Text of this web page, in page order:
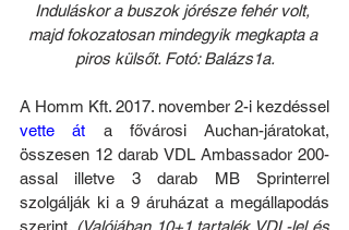
Induláskor a buszok jórésze fehér volt,
majd fokozatosan mindegyik megkapta a
piros külsőt. Fotó: Balázs1a.
vette át a fővárosi Auchan-járatokat,
összesen 12 darab VDL Ambassador 200-
assal illetve 3 darab MB Sprinterrel
szolgálják ki a 9 áruházat a megállapodás